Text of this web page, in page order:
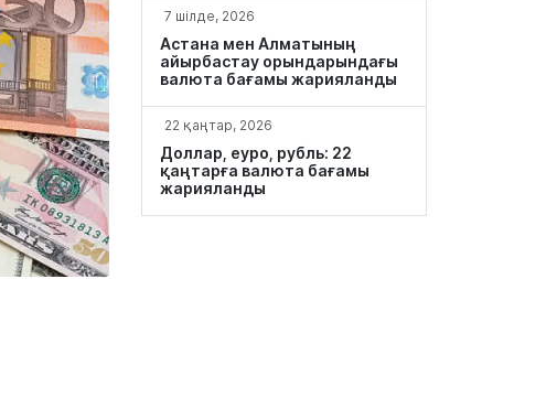
7 шілде, 2026
Астана мен Алматының
айырбастау орындарындағы
валюта бағамы жарияланды
22 қаңтар, 2026
Доллар, еуро, рубль: 22
қаңтарға валюта бағамы
жарияланды